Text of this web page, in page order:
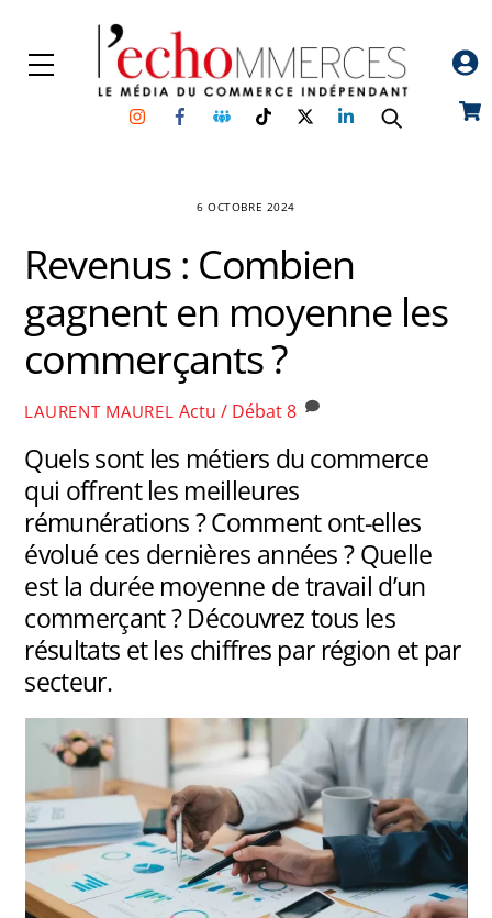
content
Menu
InstagramFacebookGroupe
Facebook
TikTokTwitterLinkedin
6 OCTOBRE 2024
Revenus : Combien
gagnent en moyenne les
commerçants ?
LAURENT MAUREL Actu / Débat8
Quels sont les métiers du commerce
qui offrent les meilleures
rémunérations ? Comment ont-elles
évolué ces dernières années ? Quelle
est la durée moyenne de travail d’un
commerçant ? Découvrez tous les
résultats et les chiffres par région et par
secteur.